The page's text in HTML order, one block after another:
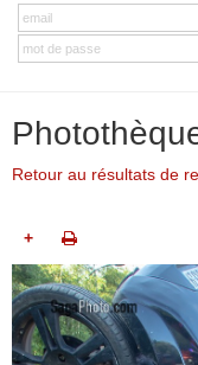
Retour au résultats de
+